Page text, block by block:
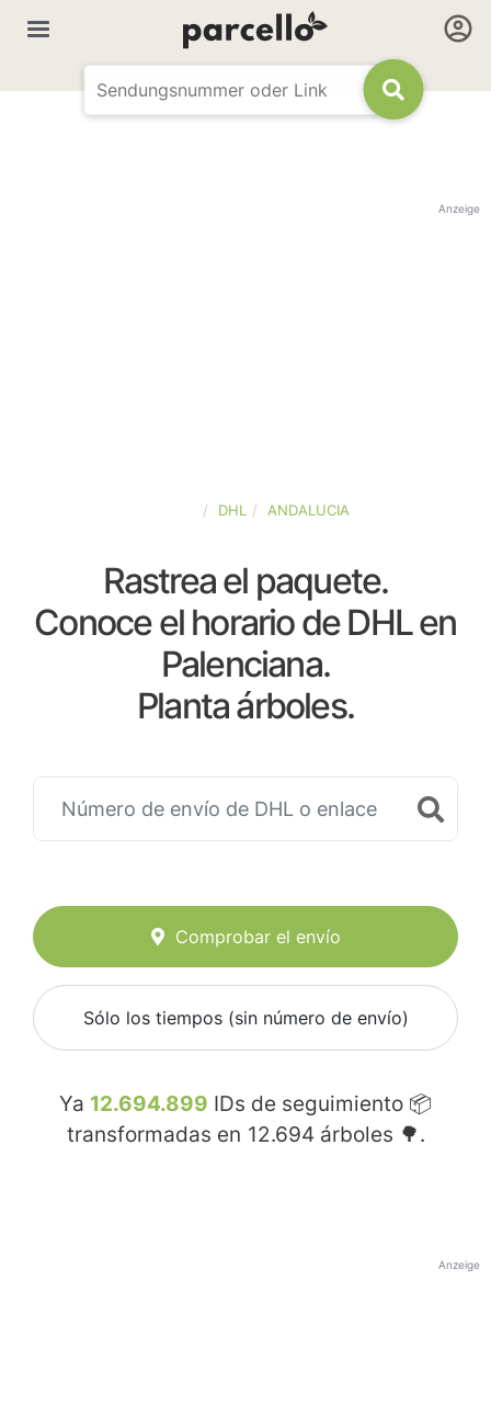
Anzeige
DHL ANDALUCIA
Rastrea el paquete.
Conoce el horario de DHL en
Palenciana.
Planta árboles.
Comprobar el envío
Sólo los tiempos (sin número de envío)
Ya 12.694.899 IDs de seguimiento 📦
transformadas en 12.694 árboles 🌳.
Anzeige